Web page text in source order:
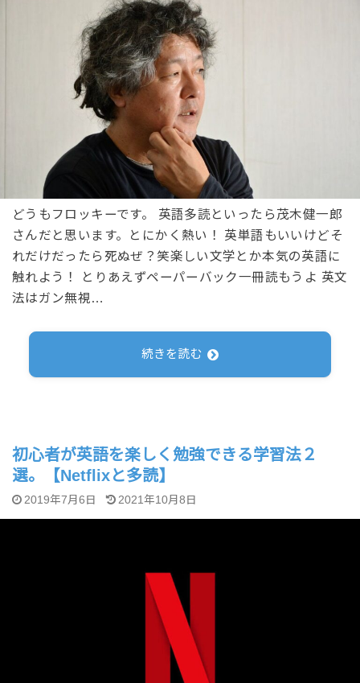
どうもフロッキーです。 英語多読といったら茂木健一郎
さんだと思います。とにかく熱い！ 英単語もいいけどそ
れだけだったら死ぬぜ？笑楽しい文学とか本気の英語に
触れよう！ とりあえずペーパーバック一冊読もうよ 英文
法はガン無視…
続きを読む
初心者が英語を楽しく勉強できる学習法２
選。【Netflixと多読】
2019年7月6日 2021年10月8日